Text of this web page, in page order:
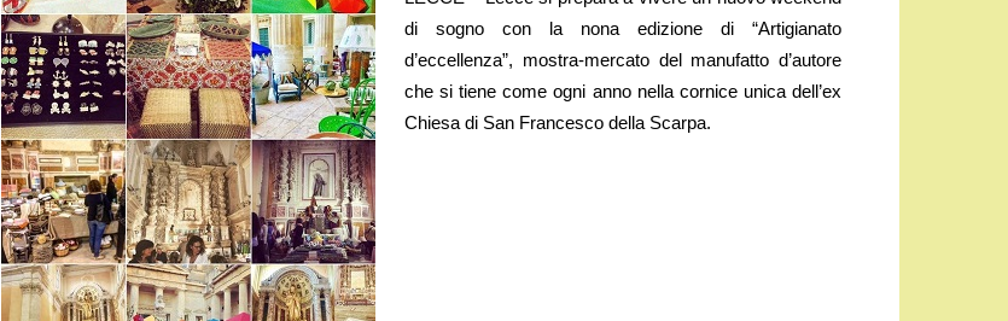
di sogno con la nona edizione di “Artigianato
d’eccellenza”, mostra-mercato del manufatto d’autore
che si tiene come ogni anno nella cornice unica dell’ex
Chiesa di San Francesco della Scarpa.